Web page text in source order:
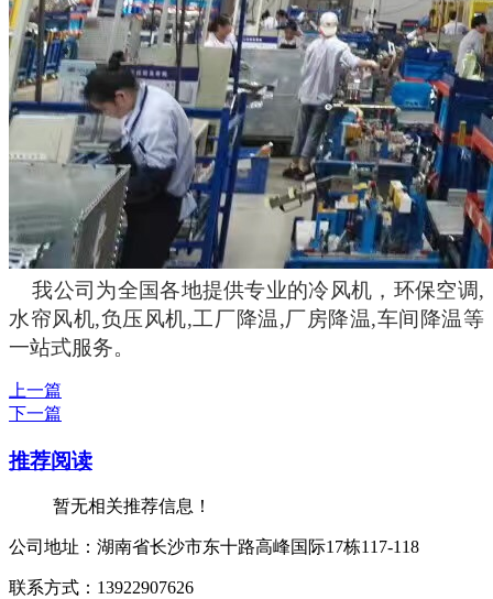
我公司为全国各地提供专业的冷风机，环保空调,
水帘风机,负压风机,工厂降温,厂房降温,车间降温等
一站式服务。
上一篇
下一篇
推荐阅读
暂无相关推荐信息！
公司地址：湖南省长沙市东十路高峰国际17栋117-118
联系方式：13922907626